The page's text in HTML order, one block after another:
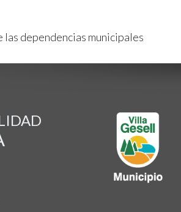
dependencias municipales